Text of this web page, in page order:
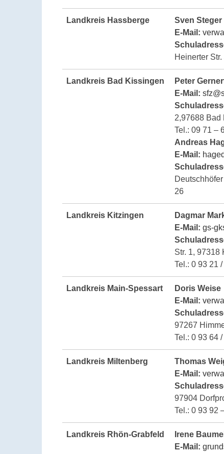
Landkreis Hassberge
Sven Steger
E-Mail:
Heinerter
Landkreis Bad Kissingen
Peter
E-Mail:
2,97688 Bad
Tel.: 09 71 –
Andreas
E-Mail:
26
Landkreis Kitzingen
Dagmar
E-Mail: gs-
Str. 1, 97318
Tel.: 0 93 21
Landkreis Main-Spessart
Doris Weise
E-Mail:
97267
Tel.: 0 93 64
Landkreis Miltenberg
Thomas
E-Mail:
97904
Tel.: 0 93 92
Landkreis Rhön-Grabfeld
Irene
E-Mail: